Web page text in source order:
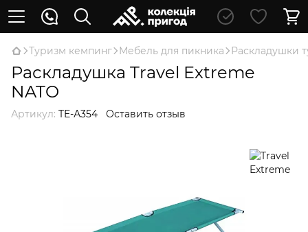
Туризм кемпинг Мебель для пикника Раскладушки
Раскладушка Travel Extreme
NATO
Артикул: TE-А354 Оставить отзыв